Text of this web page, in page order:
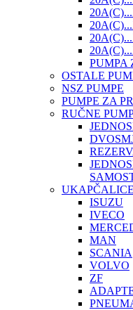
PUMPA
OSTALE
NSZ PUMPE
PUMPE ZA
RUČNE
UKAPČALICE
ISUZU
IVECO
MAN
SCANIA
VOLVO
ZF